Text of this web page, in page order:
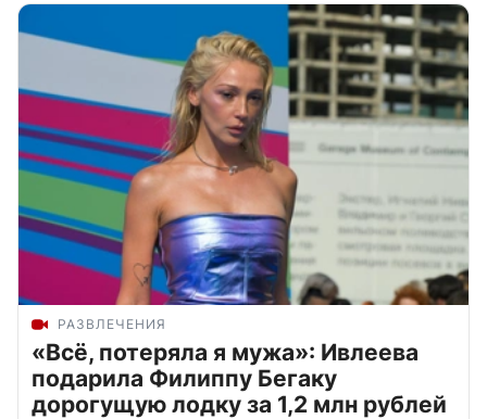
РАЗВЛЕЧЕНИЯ
«Всё, потеряла я мужа»: Ивлеева
подарила Филиппу Бегаку
дорогущую лодку за 1,2 млн рублей